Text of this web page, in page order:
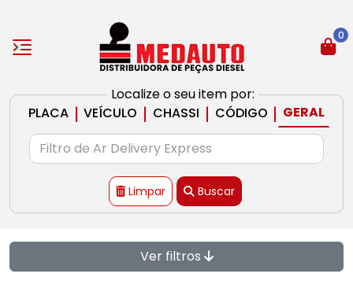
Localize o seu item por:
PLACA | VEÍCULO | CHASSI | CÓDIGO | GERAL
Limpar Buscar
0
Ver filtros